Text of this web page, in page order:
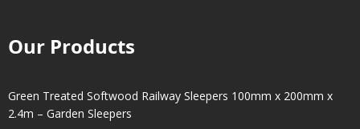
Our Products
Green Treated Softwood Railway Sleepers 100mm x 200mm x
2.4m – Garden Sleepers